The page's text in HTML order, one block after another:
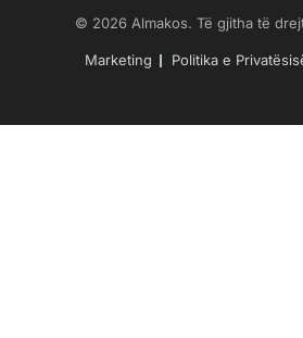
© 2026 Almakos. Të gjitha të
Marketing Politika e